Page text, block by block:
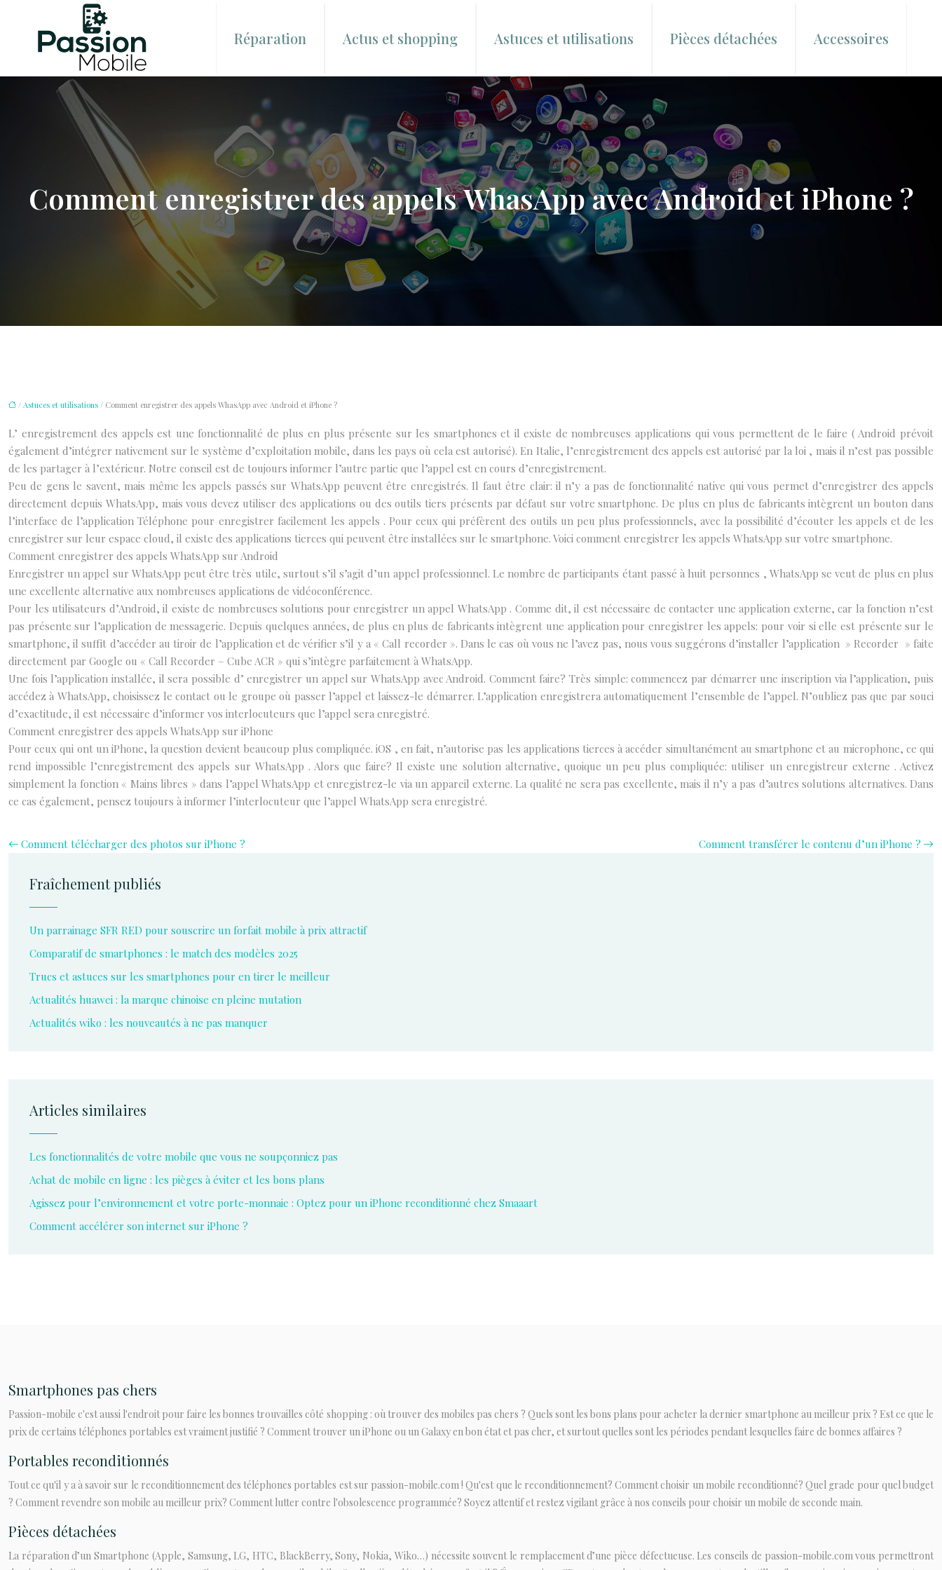
Réparation Actus et shopping Astuces et utilisations Pièces détachées Accessoires
Comment enregistrer des appels WhasApp avec Android et iPhone ?
/ Astuces et utilisations / Comment enregistrer des appels WhasApp avec Android et iPhone ?
L’ enregistrement des appels est une fonctionnalité de plus en plus présente sur les smartphones et il existe de nombreuses applications qui vous permettent de le faire ( Android prévoit
également d’intégrer nativement sur le système d’exploitation mobile, dans les pays où cela est autorisé). En Italie, l’enregistrement des appels est autorisé par la loi , mais il n’est pas possible
de les partager à l’extérieur. Notre conseil est de toujours informer l’autre partie que l’appel est en cours d’enregistrement.
Peu de gens le savent, mais même les appels passés sur WhatsApp peuvent être enregistrés. Il faut être clair: il n’y a pas de fonctionnalité native qui vous permet d’enregistrer des appels
directement depuis WhatsApp, mais vous devez utiliser des applications ou des outils tiers présents par défaut sur votre smartphone. De plus en plus de fabricants intègrent un bouton dans
l’interface de l’application Téléphone pour enregistrer facilement les appels . Pour ceux qui préfèrent des outils un peu plus professionnels, avec la possibilité d’écouter les appels et de les
enregistrer sur leur espace cloud, il existe des applications tierces qui peuvent être installées sur le smartphone. Voici comment enregistrer les appels WhatsApp sur votre smartphone.
Comment enregistrer des appels WhatsApp sur Android
Enregistrer un appel sur WhatsApp peut être très utile, surtout s’il s’agit d’un appel professionnel. Le nombre de participants étant passé à huit personnes , WhatsApp se veut de plus en plus
une excellente alternative aux nombreuses applications de vidéoconférence.
Pour les utilisateurs d’Android, il existe de nombreuses solutions pour enregistrer un appel WhatsApp . Comme dit, il est nécessaire de contacter une application externe, car la fonction n’est
pas présente sur l’application de messagerie. Depuis quelques années, de plus en plus de fabricants intègrent une application pour enregistrer les appels: pour voir si elle est présente sur le
smartphone, il suffit d’accéder au tiroir de l’application et de vérifier s’il y a « Call recorder ». Dans le cas où vous ne l’avez pas, nous vous suggérons d’installer l’application » Recorder » faite
directement par Google ou « Call Recorder – Cube ACR » qui s’intègre parfaitement à WhatsApp.
Une fois l’application installée, il sera possible d’ enregistrer un appel sur WhatsApp avec Android. Comment faire? Très simple: commencez par démarrer une inscription via l’application, puis
accédez à WhatsApp, choisissez le contact ou le groupe où passer l’appel et laissez-le démarrer. L’application enregistrera automatiquement l’ensemble de l’appel. N’oubliez pas que par souci
d’exactitude, il est nécessaire d’informer vos interlocuteurs que l’appel sera enregistré.
Comment enregistrer des appels WhatsApp sur iPhone
Pour ceux qui ont un iPhone, la question devient beaucoup plus compliquée. iOS , en fait, n’autorise pas les applications tierces à accéder simultanément au smartphone et au microphone, ce qui
rend impossible l’enregistrement des appels sur WhatsApp . Alors que faire? Il existe une solution alternative, quoique un peu plus compliquée: utiliser un enregistreur externe . Activez
simplement la fonction « Mains libres » dans l’appel WhatsApp et enregistrez-le via un appareil externe. La qualité ne sera pas excellente, mais il n’y a pas d’autres solutions alternatives. Dans
ce cas également, pensez toujours à informer l’interlocuteur que l’appel WhatsApp sera enregistré.
Comment télécharger des photos sur iPhone ? Comment transférer le contenu d’un iPhone ?
Fraîchement publiés
Un parrainage SFR RED pour souscrire un forfait mobile à prix attractif
Comparatif de smartphones : le match des modèles 2025
Trucs et astuces sur les smartphones pour en tirer le meilleur
Actualités huawei : la marque chinoise en pleine mutation
Actualités wiko : les nouveautés à ne pas manquer
Articles similaires
Les fonctionnalités de votre mobile que vous ne soupçonniez pas
Achat de mobile en ligne : les pièges à éviter et les bons plans
Agissez pour l’environnement et votre porte-monnaie : Optez pour un iPhone reconditionné chez Smaaart
Comment accélérer son internet sur iPhone ?
Smartphones pas chers
Passion-mobile c'est aussi l'endroit pour faire les bonnes trouvailles côté shopping : où trouver des mobiles pas chers ? Quels sont les bons plans pour acheter la dernier smartphone au meilleur prix ? Est ce que le
prix de certains téléphones portables est vraiment justifié ? Comment trouver un iPhone ou un Galaxy en bon état et pas cher, et surtout quelles sont les périodes pendant lesquelles faire de bonnes affaires ?
Portables reconditionnés
Tout ce qu'il y a à savoir sur le reconditionnement des téléphones portables est sur passion-mobile.com ! Qu'est que le reconditionnement? Comment choisir un mobile reconditionné? Quel grade pour quel budget
? Comment revendre son mobile au meilleur prix? Comment lutter contre l'obsolescence programmée? Soyez attentif et restez vigilant grâce à nos conseils pour choisir un mobile de seconde main.
Pièces détachées
La réparation d’un Smartphone (Apple, Samsung, LG, HTC, BlackBerry, Sony, Nokia, Wiko…) nécessite souvent le remplacement d’une pièce défectueuse. Les conseils de passion-mobile.com vous permettront